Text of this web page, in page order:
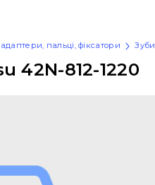
пальці, фіксатори Зуби
42N-812-1220